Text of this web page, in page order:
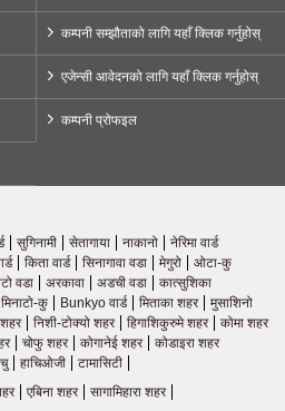
(4)
कम्पनी सम्झौताको लागि यहाँ क्लिक गर्नुहोस्
एजेन्सी आवेदनको लागि यहाँ क्लिक गर्नुहोस्
कम्पनी प्रोफइल
सुगिनामी सेतागाया नाकानो
नेरिमा वार्ड
किता वार्ड सिनागावा वडा मेगुरो
ओटा-कु
वडा अरकावा अडची वडा
कात्सुशिका
मिनाटो-कु Bunkyo वार्ड मिताका शहर
मुसाशिनो
निशी-टोक्यो शहर हिगाशिकुरुमे शहर
कोमा शहर
चोफु शहर कोगानेई शहर
कोडाइरा शहर
हाचिओजी
टामासिटी
एबिना शहर
सागामिहारा शहर